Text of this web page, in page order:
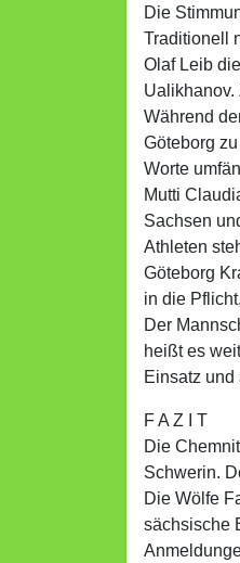
Die
Traditionell
Olaf Leib
Ualikhanov.
Während
Göteborg
Worte
Mutti
Sachsen
Athleten
Göteborg
in die
Der
heißt es
Einsatz
F A Z I T
Die
Schwerin.
Die Wölfe
sächsische